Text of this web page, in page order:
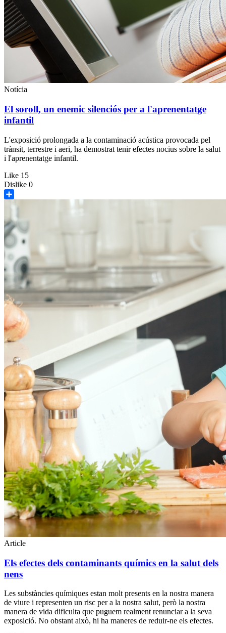
Notícia
El soroll, un enemic silenciós per a l'aprenentatge
infantil
L'exposició prolongada a la contaminació acústica provocada pel
trànsit, terrestre i aeri, ha demostrat tenir efectes nocius sobre la salut
i l'aprenentatge infantil.
Like 15
Dislike 0
Share
Article
Els efectes dels contaminants químics en la salut dels
nens
Les substàncies químiques estan molt presents en la nostra manera
de viure i representen un risc per a la nostra salut, però la nostra
manera de vida dificulta que puguem realment renunciar a la seva
exposició. No obstant això, hi ha maneres de reduir-ne els efectes.